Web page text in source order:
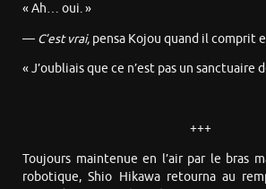
« Ah… oui. »
— C’est vrai, pensa Kojou quand il comprit
« J’oubliais que ce n’est pas un sanctuaire
+++
Toujours maintenue en l’air par le bras
robotique, Shio Hikawa retourna au